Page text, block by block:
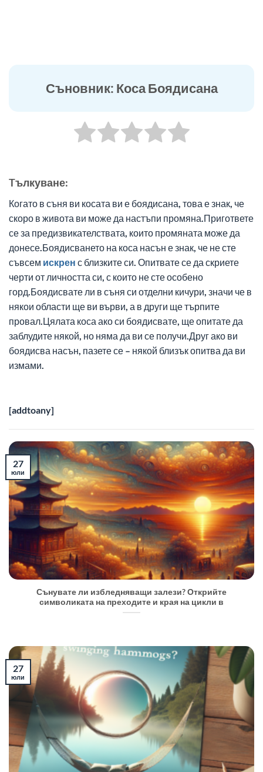
Съновник: Коса Боядисана
Tълкуване:
Когато в съня ви косата ви е боядисана, това е знак, че
скоро в живота ви може да настъпи промяна.Пригответе
се за предизвикателствата, които промяната може да
донесе.Боядисването на коса насън е знак, че не сте
съвсем искрен с близките си. Опитвате се да скриете
черти от личността си, с които не сте особено
горд.Боядисвате ли в съня си отделни кичури, значи че в
някои области ще ви върви, а в други ще търпите
провал.Цялата коса ако си боядисвате, ще опитате да
заблудите някой, но няма да ви се получи.Друг ако ви
боядисва насън, пазете се – някой близък опитва да ви
измами.
[addtoany]
Сънувате ли избледняващи залези? Открийте
символиката на преходите и края на цикли в
27
юли
27
юли